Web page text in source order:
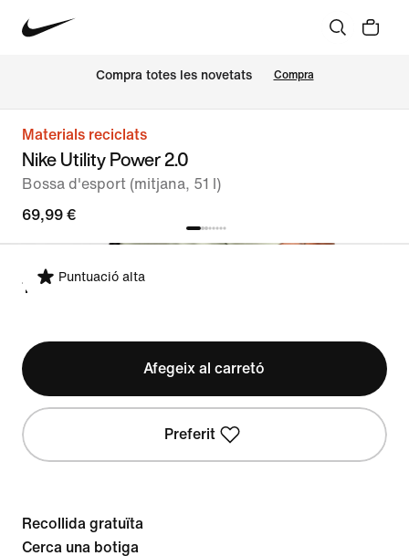
Compra totes les novetats Compra
Materials reciclats
Nike Utility Power 2.0
Bossa d'esport (mitjana, 51 l)
69,99 €
Puntuació alta
TALLA ÚNICA
Afegeix al carretó
Preferit
Recollida gratuïta
Cerca una botiga